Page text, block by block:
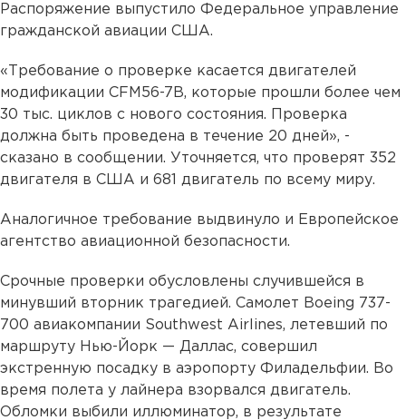
Распоряжение выпустило Федеральное управление
гражданской авиации США.
«Требование о проверке касается двигателей
модификации CFM56-7B, которые прошли более чем
30 тыс. циклов с нового состояния. Проверка
должна быть проведена в течение 20 дней», -
сказано в сообщении. Уточняется, что проверят 352
двигателя в США и 681 двигатель по всему миру.
Аналогичное требование выдвинуло и Европейское
агентство авиационной безопасности.
Срочные проверки обусловлены случившейся в
минувший вторник трагедией. Самолет Boeing 737-
700 авиакомпании Southwest Airlines, летевший по
маршруту Нью-Йорк — Даллас, совершил
экстренную посадку в аэропорту Филадельфии. Во
время полета у лайнера взорвался двигатель.
Обломки выбили иллюминатор, в результате